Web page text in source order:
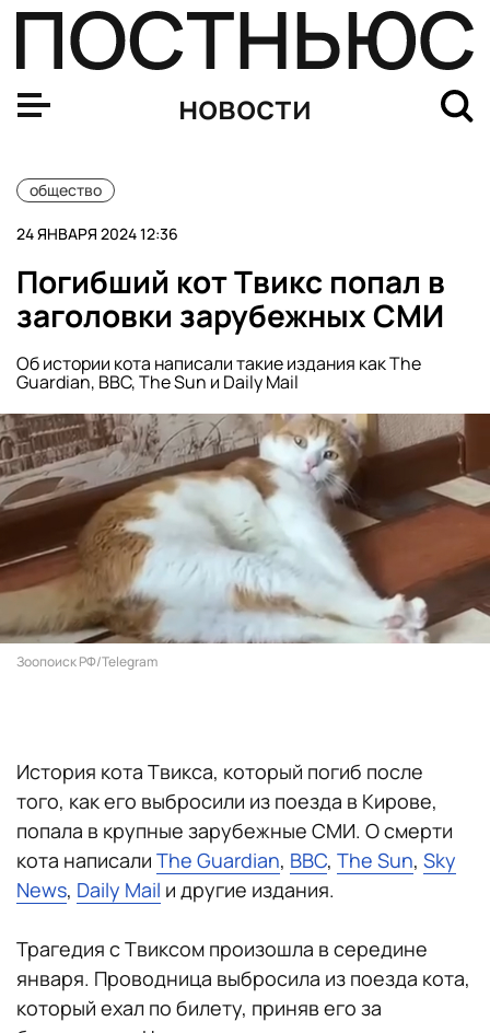
новости
общество
24 ЯНВАРЯ 2024 12:36
Погибший кот Твикс попал в
заголовки зарубежных СМИ
Об истории кота написали такие издания как The
Guardian, ВВС, The Sun и Daily Mail
Зоопоиск РФ/Telegram
История кота Твикса, который погиб после
того, как его выбросили из поезда в Кирове,
попала в крупные зарубежные СМИ. О смерти
кота написали The Guardian, ВВС, The Sun, Sky
News, Daily Mail и другие издания.
Трагедия с Твиксом произошла в середине
января. Проводница выбросила из поезда кота,
который ехал по билету, приняв его за
Патриарх Кирилл призвал запретить мобилизацию